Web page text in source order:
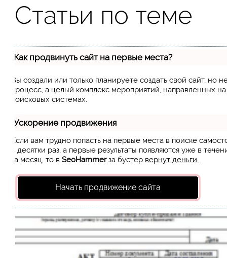
Статьи по теме
Как продвинуть сайт на первые места?
Вы создали или только планируете создать свой сайт, но
процесс, а целый комплекс мероприятий, направленных
поисковых системах.
Ускорение продвижения
Если вам трудно попасть на первые места в поиске
в десятки раз, а первые результаты появляются уже в
за месяц, то вSeoHammerза бустер вернут деньги.
Начать продвижение сайта